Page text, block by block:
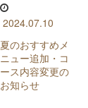
2024.07.10
夏のおすすめメ
ニュー追加・コ
ース内容変更の
お知らせ